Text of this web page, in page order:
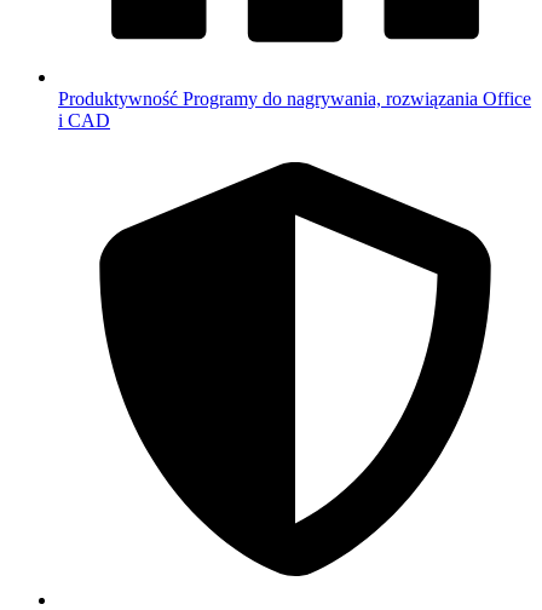
Produktywność Programy do nagrywania, rozwiązania Office
i CAD